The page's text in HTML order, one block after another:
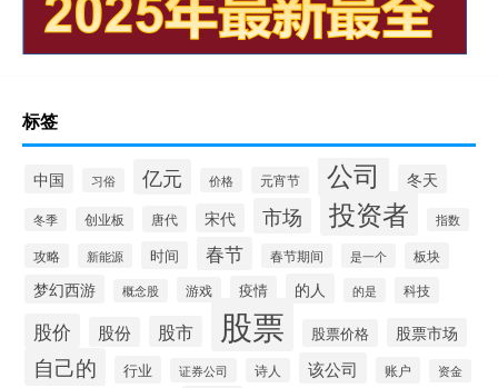
标签
中国 习俗 亿元 价格 元宵节 公司 冬天
冬季 创业板 唐代 宋代 市场 投资者 指数
攻略 新能源 时间 春节 春节期间 是一个 板块
梦幻西游 概念股 游戏 疫情 的人 的是 科技
股价 股份 股市 股票 股票价格 股票市场
自己的 行业 证券公司 诗人 该公司 账户 资金